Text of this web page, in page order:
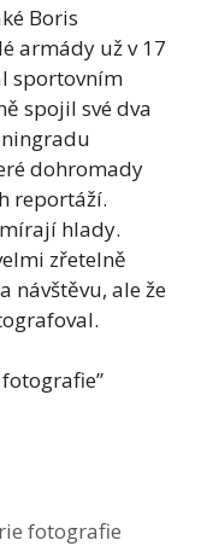
Boris
armády už v 17
sportovním
spojil své dva
dohromady
reportáží.
hlady.
zřetelně
návštěvu, ale že
fotografie